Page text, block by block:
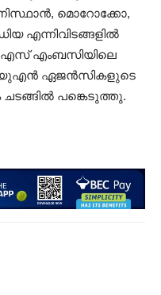
മൊറോക്കോ,
എന്നിവിടങ്ങളിൽ
എംബസിയിലെ
യുഎൻ ഏജൻസികളുടെ
ചടങ്ങിൽ പങ്കെടുത്തു.